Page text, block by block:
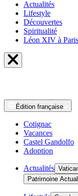
Actualités
Lifestyle
Découvertes
Spiritualité
Léon XIV à Paris
Édition française
Cotignac
Vacances
Castel Gandolfo
Adoption
Actualités
Patrimoine